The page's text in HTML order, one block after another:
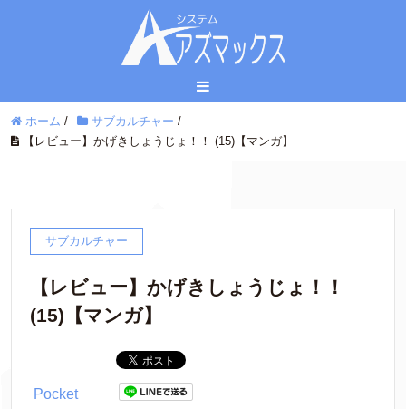
ホーム / サブカルチャー /
【レビュー】かげきしょうじょ！！ (15)【マンガ】
サブカルチャー
【レビュー】かげきしょうじょ！！
(15)【マンガ】
Pocket